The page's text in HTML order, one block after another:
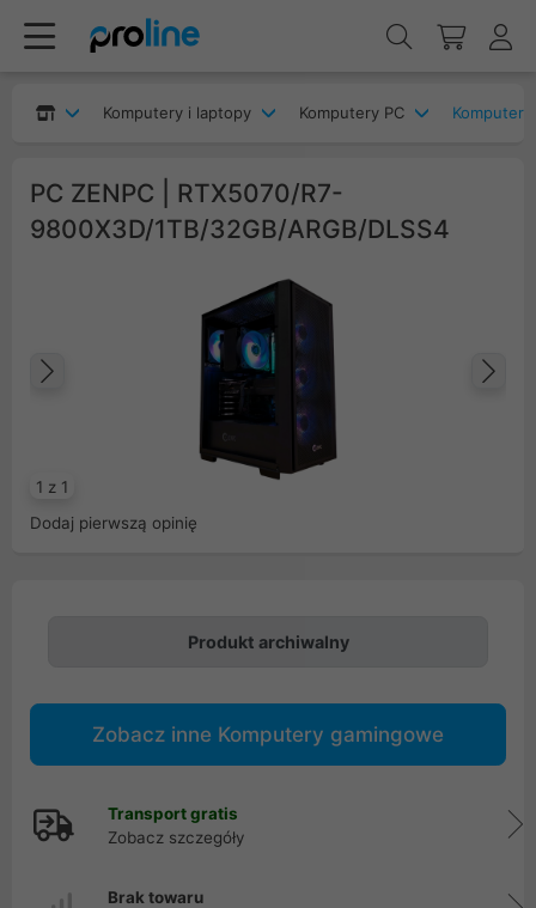
Komputery i laptopy Komputery PC
PC ZENPC | RTX5070/R7-
9800X3D/1TB/32GB/ARGB/DLSS4
1 z 1
Poprzedni
Dodaj pierwszą opinię
Produkt archiwalny
Zobacz inne Komputery gamingowe
Transport gratis
Zobacz szczegóły
Brak towaru